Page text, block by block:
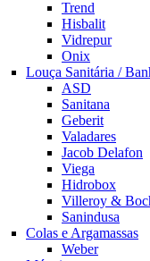
Trend
Hisbalit
Vidrepur
Onix
Louça Sanitária /
ASD
Sanitana
Geberit
Valadares
Jacob Delafon
Viega
Hidrobox
Villeroy &
Sanindusa
Colas e Argamassas
Weber